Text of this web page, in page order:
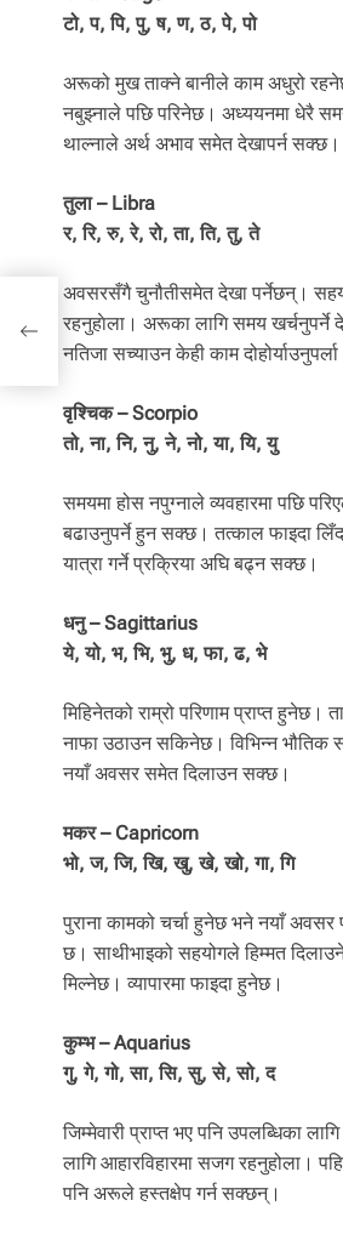
टो, प, पि, पु, ष, ण, ठ, पे, पो
अरूको मुख ताक्ने बानीले काम अधुरो
नबुझ्नाले पछि परिनेछ। अध्ययनमा धेरै
थाल्नाले अर्थ अभाव समेत देखापर्न सक्छ।
तुला – Libra
र, रि, रु, रे, रो, ता, ति, तु, ते
अवसरसँगै चुनौतीसमेत देखा पर्नेछन्।
रहनुहाेला। अरूका लागि समय खर्चनुपर्ने
नतिजा सच्याउन केही काम
वृश्चिक – Scorpio
तो, ना, नि, नु, ने, नो, या, यि, यु
समयमा होस नपुग्नाले व्यवहारमा पछि
बढाउनुपर्ने हुन सक्छ। तत्काल फाइदा
यात्रा गर्ने प्रक्रिया अघि बढ्न सक्छ।
धनु – Sagittarius
ये, यो, भ, भि, भु, ध, फा, ढ, भे
मिहिनेतको राम्रो परिणाम प्राप्त
नाफा उठाउन सकिनेछ। विभिन्न भौतिक
नयाँ अवसर समेत दिलाउन सक्छ।
मकर – Capricorn
भो, ज, जि, खि, खु, खे, खो, गा, गि
पुराना कामको चर्चा हुनेछ भने नयाँ
छ। साथीभाइको सहयोगले हिम्मत
मिल्नेछ। व्यापारमा फाइदा हुनेछ।
कुम्भ – Aquarius
गु, गे, गो, सा, सि, सु, से, सो, द
जिम्मेवारी प्राप्त भए पनि उपलब्धिका
लागि आहारविहारमा सजग रहनुहोला।
पनि अरूले हस्तक्षेप गर्न सक्छन्।